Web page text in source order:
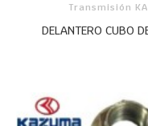
Transmisión
DELANTERO CUBO